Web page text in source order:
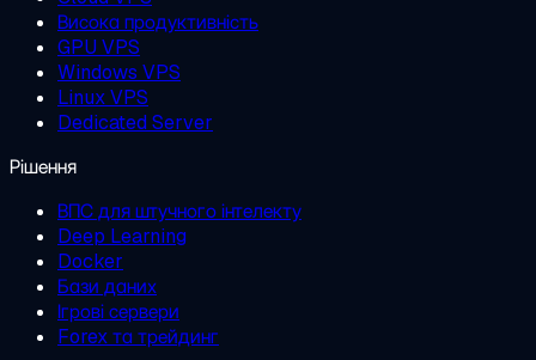
Висока продуктивність
GPU VPS
Windows VPS
Linux VPS
Dedicated Server
Рішення
ВПС для штучного інтелекту
Deep Learning
Docker
Бази даних
Ігрові сервери
Forex та трейдинг